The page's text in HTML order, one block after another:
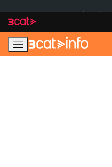
navegació
principal
contingut